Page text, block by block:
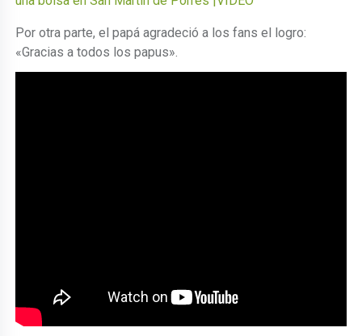
Por otra parte, el papá agradeció a los fans el logro:
«Gracias a todos los papus».